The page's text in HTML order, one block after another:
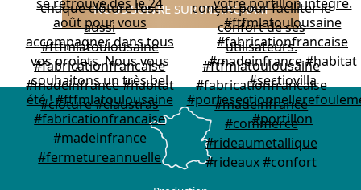
NOUS SUIVRE SUR INSTAGRAM